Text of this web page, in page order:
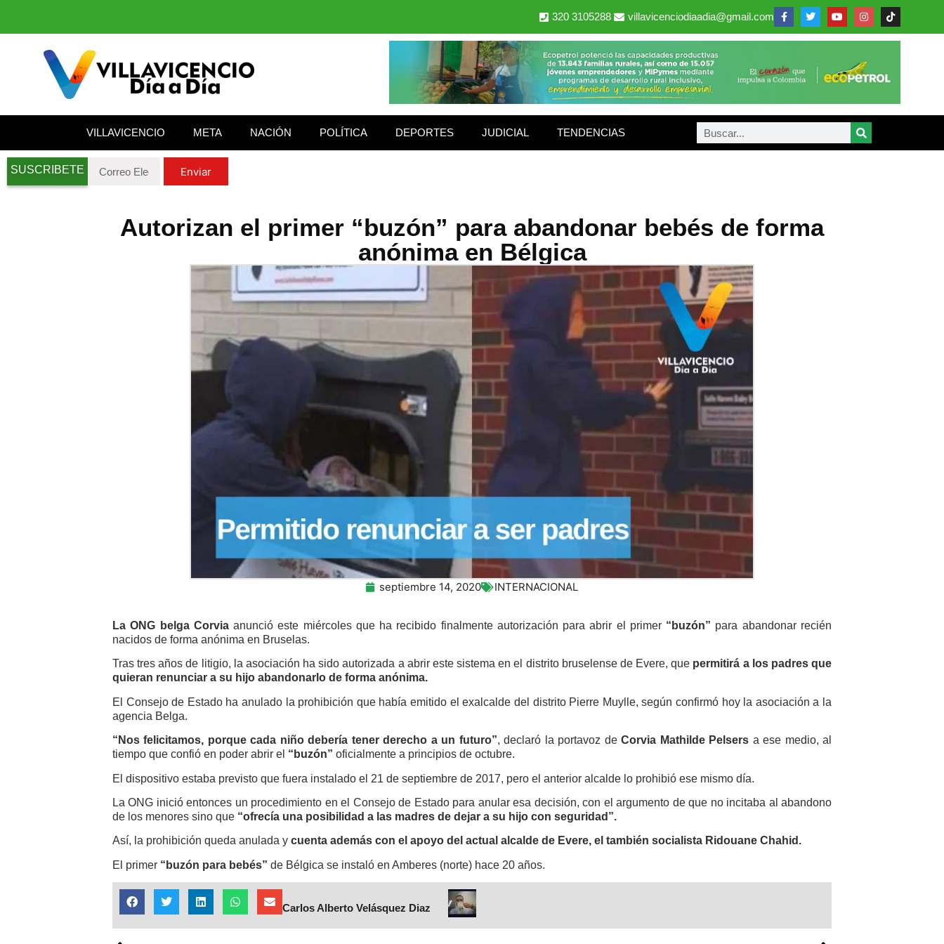
320 3105288 villavicenciodiaadia@gmail.com
VILLAVICENCIO META NACIÓN POLÍTICA DEPORTES JUDICIAL TENDENCIAS
SUSCRIBETE Enviar
Autorizan el primer “buzón” para abandonar bebés de forma
anónima en Bélgica
septiembre 14, 2020 INTERNACIONAL
La ONG belga Corviaanunció este miércoles que ha recibido finalmente autorización para abrir el primer “buzón” para abandonar recién
nacidos de forma anónima en Bruselas.
Tras tres años de litigio, la asociación ha sido autorizada a abrir este sistema en el distrito bruselense de Evere, que permitirá a los padres que
quieran renunciar a su hijo abandonarlo de forma anónima.
El Consejo de Estado ha anulado la prohibición que había emitido el exalcalde del distrito Pierre Muylle, según confirmó hoy la asociación a la
agencia Belga.
“Nos felicitamos, porque cada niño debería tener derecho a un futuro”, declaró la portavoz deCorvia Mathilde Pelsers a ese medio, al
tiempo que confió en poder abrir el “buzón” oficialmente a principios de octubre.
El dispositivo estaba previsto que fuera instalado el 21 de septiembre de 2017, pero el anterior alcalde lo prohibió ese mismo día.
La ONG inició entonces un procedimiento en el Consejo de Estado para anular esa decisión, con el argumento de que no incitaba al abandono
de los menores sino que “ofrecía una posibilidad a las madres de dejar a su hijo con seguridad”.
Así, la prohibición queda anulada y cuenta además con el apoyo del actual alcalde de Evere, el también socialista Ridouane Chahid.
El primer “buzón para bebés” de Bélgica se instaló en Amberes (norte) hace 20 años.
Carlos Alberto Velásquez Diaz